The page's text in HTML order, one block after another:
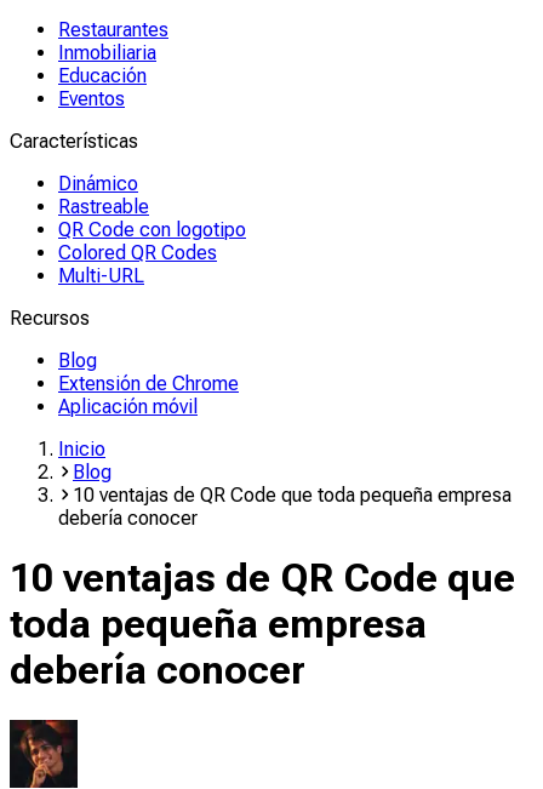
Restaurantes
Inmobiliaria
Educación
Eventos
Características
Dinámico
Rastreable
QR Code con logotipo
Colored QR Codes
Multi-URL
Recursos
Blog
Extensión de Chrome
Aplicación móvil
Inicio
Blog
10 ventajas de QR Code que toda pequeña empresa
debería conocer
10 ventajas de QR Code que
toda pequeña empresa
debería conocer